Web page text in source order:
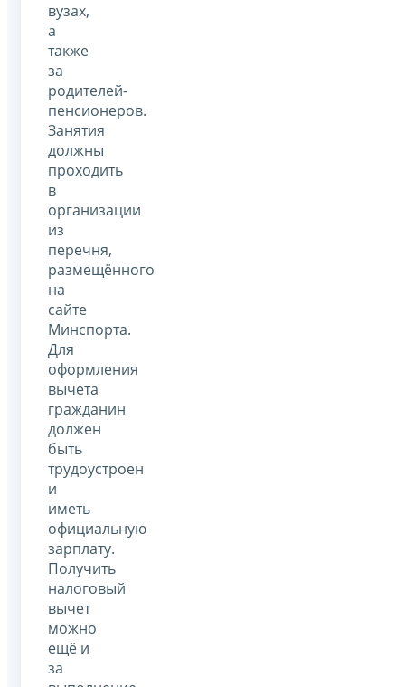
вузах,
а
также
за
родителей-
пенсионеров.
Занятия
должны
проходить
в
организации
из
перечня,
размещённого
на
сайте
Минспорта.
Для
оформления
вычета
гражданин
должен
быть
трудоустроен
и
иметь
официальную
зарплату.
Получить
налоговый
вычет
можно
ещё и
за